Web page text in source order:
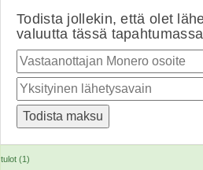
Todista jollekin, että olet
valuutta tässä
tulot (1)